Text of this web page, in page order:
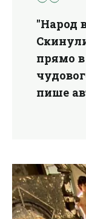
"Народ
прямо в
пише